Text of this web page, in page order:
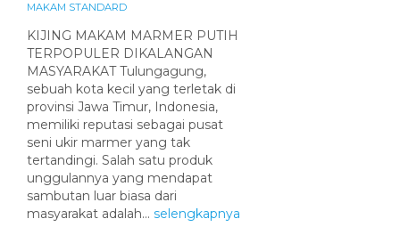
MAKAM STANDARD
KIJING MAKAM MARMER PUTIH
TERPOPULER DIKALANGAN
MASYARAKAT Tulungagung,
sebuah kota kecil yang terletak di
provinsi Jawa Timur, Indonesia,
memiliki reputasi sebagai pusat
seni ukir marmer yang tak
tertandingi. Salah satu produk
unggulannya yang mendapat
sambutan luar biasa dari
masyarakat adalah... selengkapnya